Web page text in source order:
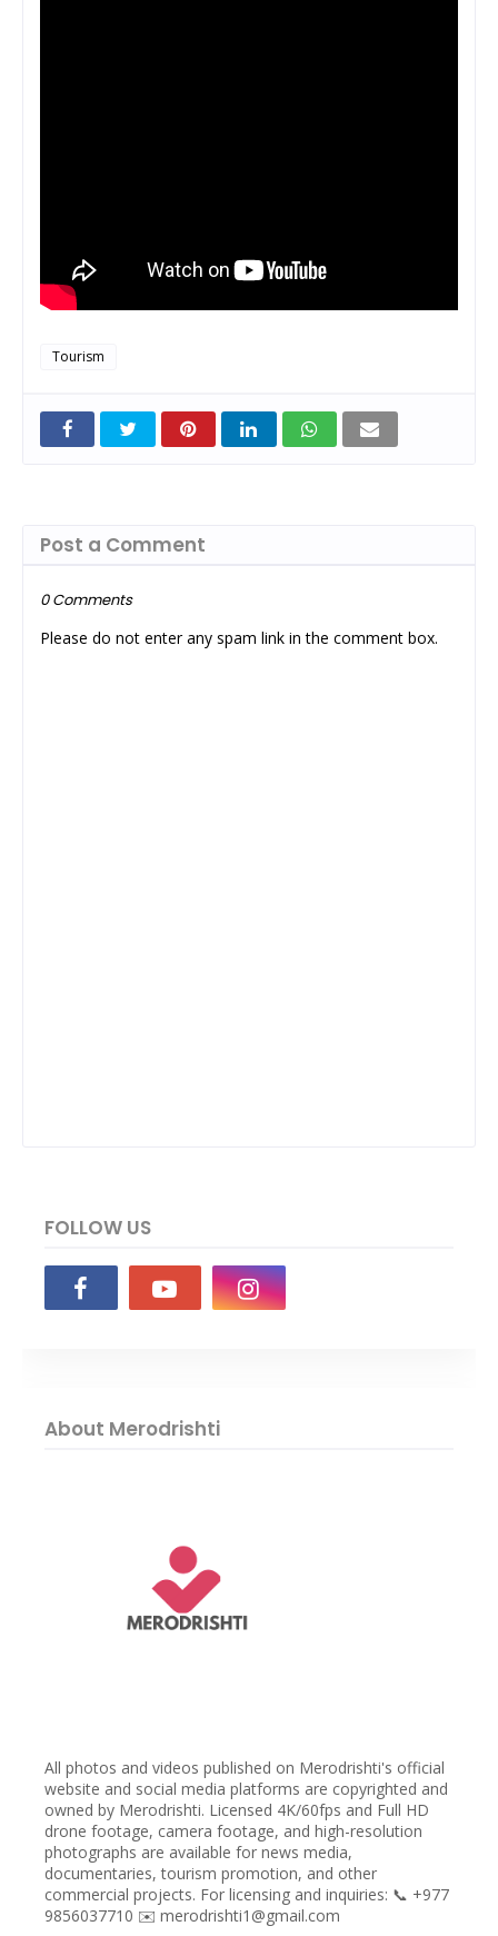
Tourism
Post a Comment
0 Comments
Please do not enter any spam link in the comment box.
FOLLOW US
About Merodrishti
All photos and videos published on Merodrishti's official
website and social media platforms are copyrighted and
owned by Merodrishti. Licensed 4K/60fps and Full HD
drone footage, camera footage, and high-resolution
photographs are available for news media,
documentaries, tourism promotion, and other
commercial projects. For licensing and inquiries: 📞 +977
9856037710 ✉️ merodrishti1@gmail.com